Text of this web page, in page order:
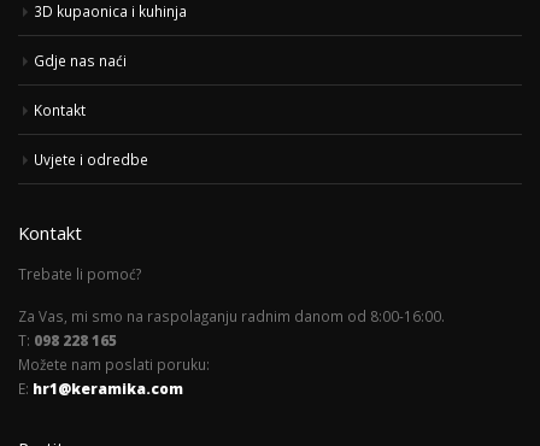
3D kupaonica i kuhinja
Gdje nas naći
Kontakt
Uvjete i odredbe
Kontakt
Trebate li pomoć?
Za Vas, mi smo na raspolaganju radnim danom od 8:00-16:00.
T: 098 228 165
Možete nam poslati poruku:
E: hr1@keramika.com